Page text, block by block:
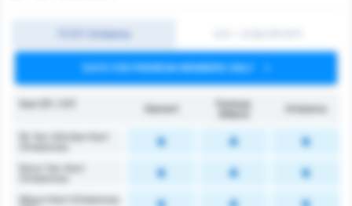
DATA FOR PREMIUM MEMBERS ONLY
Kart (İY / 2Y) Gemert
Fortuna
Ortalama
İlk Yarı Görülen Kart
İkinci Yarı Kart
Maçın Kart Ortalaması